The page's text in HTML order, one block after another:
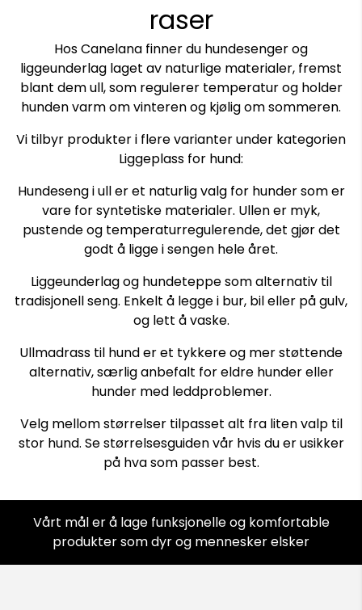
raser
Hos Canelana finner du hundesenger og
liggeunderlag laget av naturlige materialer, fremst
blant dem ull, som regulerer temperatur og holder
hunden varm om vinteren og kjølig om sommeren.
Vi tilbyr produkter i flere varianter under kategorien
Liggeplass for hund:
Hundeseng i ull er et naturlig valg for hunder som er
vare for syntetiske materialer. Ullen er myk,
pustende og temperaturregulerende, det gjør det
godt å ligge i sengen hele året.
Liggeunderlag og hundeteppe som alternativ til
tradisjonell seng. Enkelt å legge i bur, bil eller på gulv,
og lett å vaske.
Ullmadrass til hund er et tykkere og mer støttende
alternativ, særlig anbefalt for eldre hunder eller
hunder med leddproblemer.
Velg mellom størrelser tilpasset alt fra liten valp til
stor hund. Se størrelsesguiden vår hvis du er usikker
på hva som passer best.
Vårt mål er å lage funksjonelle og komfortable
produkter som dyr og mennesker elsker